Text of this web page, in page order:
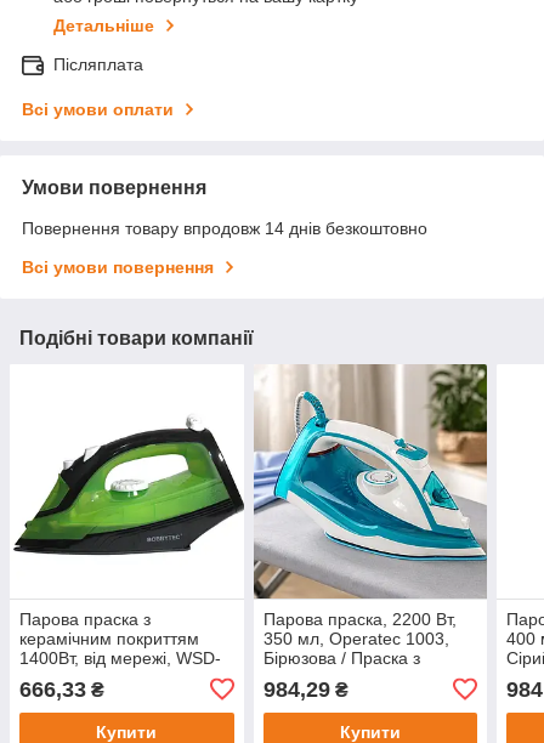
Детальніше
Післяплата
Всі умови оплати
Умови повернення
Повернення товару впродовж 14 днів безкоштовно
Всі умови повернення
Подібні товари компанії
Парова праска з
керамічним покриттям
1400Вт, від мережі, WSD-
108 / Електрична праска /
Праска для одягу
666,33 ₴
Купити
Парова праска, 2200 Вт,
350 мл, Operatec 1003,
Бірюзова / Праска з
подачею пари / Керамічна
праска / Праска з
відпарюванням
984,29₴
Купити
400